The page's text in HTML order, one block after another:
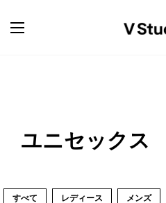
ユニセックス
すべて レディース メンズ